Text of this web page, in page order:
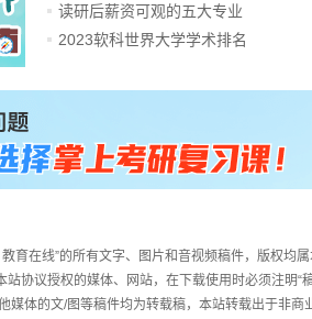
读研后薪资可观的五大专业
2023软科世界大学学术排名
育在线”的所有文字、图片和音视频稿件，版权均
协议授权的媒体、网站，在下载使用时必须注明“
媒体的文/图等稿件均为转载稿，本站转载出于非